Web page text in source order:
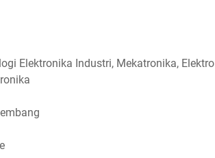
Elektronika Industri, Mekatronika, Elektro